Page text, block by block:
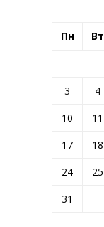
Пн Вт
3
4
10
11
17
18
24
25
31